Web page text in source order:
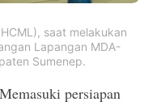
saat melakukan
Lapangan MDA-
Sumenep.
Memasuki persiapan